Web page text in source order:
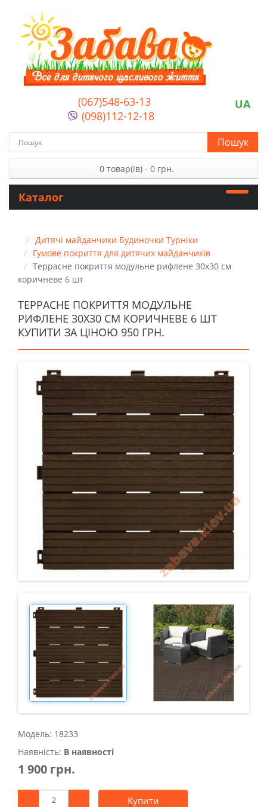
(067)548-63-13
(098)112-12-18
UA
Пошук
0 товар(ів) - 0 грн.
Каталог
Дитячі майданчики Будиночки Турніки
Гумове покриття для дитячих майданчиків
Террасне покриття модульне рифлене 30х30 см
коричневе 6 шт
ТЕРРАСНЕ ПОКРИТТЯ МОДУЛЬНЕ
РИФЛЕНЕ 30Х30 СМ КОРИЧНЕВЕ 6 ШТ
КУПИТИ ЗА ЦІНОЮ 950 ГРН.
Модель: 18233
Наявність: В наявності
1 900 грн.
Купити